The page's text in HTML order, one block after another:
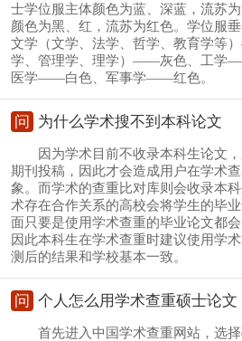
士学位服主体颜色为蓝、深蓝，流苏
颜色为黑、红，流苏为红色。学位服
文学（文学、法学、哲学、教育学等
学、管理学、理学）——灰色、工学
医学——白色、军事学——红色。
问 为什么学术搜不到本科论文
因为学术目前不收录本科生论文
期刊投稿，因此才会造成用户在学术
象。而学术的查重比对库则会收录本
术存在合作关系的高校会将学生的毕
面只要是使用学术查重的毕业论文都
因此本科生在学术查重时建议使用学
测后的结果和学校基本一致。
问 个人怎么用学术查重硕士论文
首先进入中国学术查重网站，选